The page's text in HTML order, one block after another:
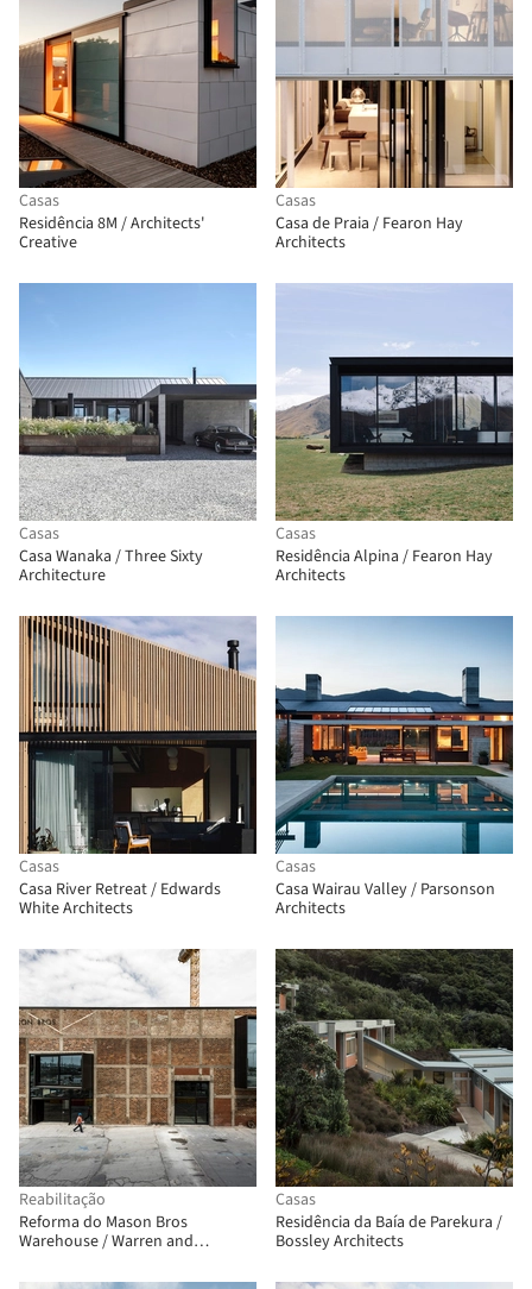
Casas
Residência 8M / Architects'
Creative
Casas
Casa de Praia / Fearon Hay
Architects
Casas
Casa Wanaka / Three Sixty
Architecture
Casas
Residência Alpina / Fearon Hay
Architects
Casas
Casa River Retreat / Edwards
White Architects
Casas
Casa Wairau Valley / Parsonson
Architects
Reabilitação
Reforma do Mason Bros
Warehouse / Warren and
Casas
Residência da Baía de Parekura /
Bossley Architects